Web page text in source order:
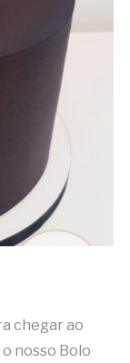
chegar ao
nosso Bolo